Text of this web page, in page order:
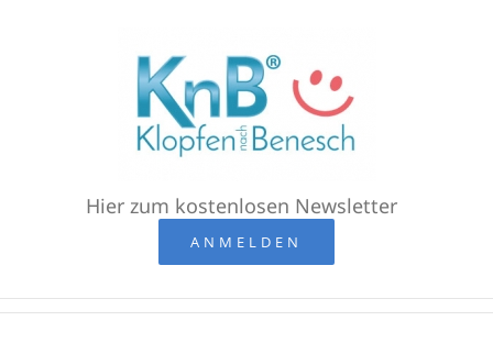
Hier zum kostenlosen Newsletter
ANMELDEN